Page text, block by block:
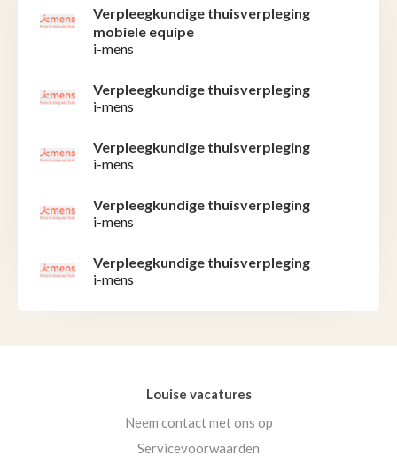
Verpleegkundige thuisverpleging
mobiele equipe
i-mens
Verpleegkundige thuisverpleging
i-mens
Verpleegkundige thuisverpleging
i-mens
Verpleegkundige thuisverpleging
i-mens
Verpleegkundige thuisverpleging
i-mens
Louise vacatures
Neem contact met ons op
Servicevoorwaarden